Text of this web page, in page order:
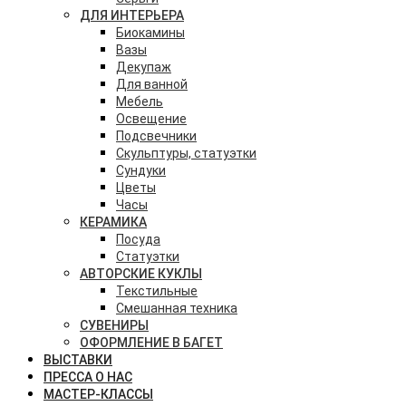
ДЛЯ ИНТЕРЬЕРА
Биокамины
Вазы
Декупаж
Для ванной
Мебель
Освещение
Подсвечники
Скульптуры, статуэтки
Сундуки
Цветы
Часы
КЕРАМИКА
Посуда
Статуэтки
АВТОРСКИЕ КУКЛЫ
Текстильные
Смешанная техника
СУВЕНИРЫ
ОФОРМЛЕНИЕ В БАГЕТ
ВЫСТАВКИ
ПРЕССА О НАС
МАСТЕР-КЛАССЫ